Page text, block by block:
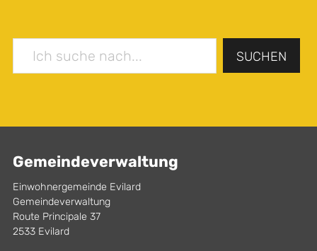
SUCHEN
Gemeindeverwaltung
Einwohnergemeinde Evilard
Gemeindeverwaltung
Route Principale 37
2533 Evilard